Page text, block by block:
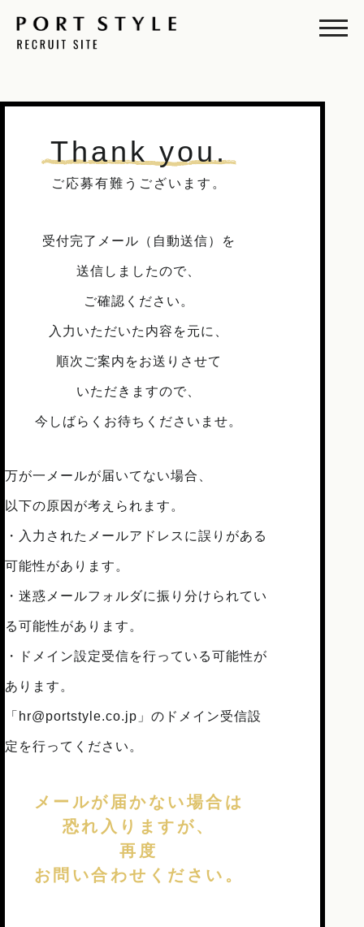
Thank you.
ご応募有難うございます。
受付完了メール（自動送信）を
送信しましたので、
ご確認ください。
入力いただいた内容を元に、
順次ご案内をお送りさせて
いただきますので、
今しばらくお待ちくださいませ。
万が一メールが届いてない場合、
以下の原因が考えられます。
・入力されたメールアドレスに誤りがある
可能性があります。
・迷惑メールフォルダに振り分けられてい
る可能性があります。
・ドメイン設定受信を行っている可能性が
あります。
「hr@portstyle.co.jp」のドメイン受信設
定を行ってください。
メールが届かない場合は
恐れ入りますが、
再度
お問い合わせください。